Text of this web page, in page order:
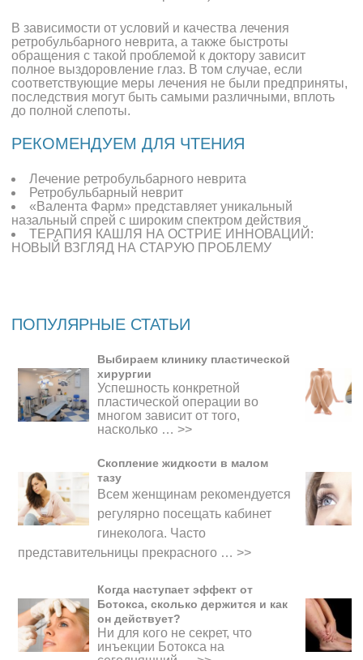
В зависимости от условий и качества лечения
ретробульбарного неврита, а также быстроты
обращения с такой проблемой к доктору зависит
полное выздоровление глаз. В том случае, если
соответствующие меры лечения не были предприняты,
последствия могут быть самыми различными, вплоть
до полной слепоты.
РЕКОМЕНДУЕМ ДЛЯ ЧТЕНИЯ
Лечение ретробульбарного неврита
Ретробульбарный неврит
«Валента Фарм» представляет уникальный
назальный спрей с широким спектром действия
ТЕРАПИЯ КАШЛЯ НА ОСТРИЕ ИННОВАЦИЙ:
НОВЫЙ ВЗГЛЯД НА СТАРУЮ ПРОБЛЕМУ
ПОПУЛЯРНЫЕ СТАТЬИ
Выбираем клинику пластической
хирургии
Успешность конкретной
пластической операции во
многом зависит от того,
насколько … >>
Скопление жидкости в малом
тазу
Всем женщинам рекомендуется
регулярно посещать кабинет
гинеколога. Часто
представительницы прекрасного … >>
Когда наступает эффект от
Ботокса, сколько держится и как
он действует?
Ни для кого не секрет, что
инъекции Ботокса на